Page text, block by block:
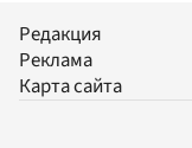
Редакция
Реклама
Карта сайта